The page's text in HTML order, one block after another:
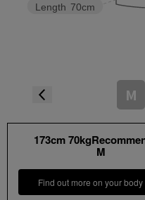
Length 70cm
M
173cm
M
Find out more on your body